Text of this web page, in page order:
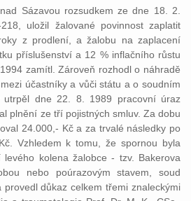
Sázavou rozsudkem ze dne 18. 2.
uložil žalované povinnost zaplatit
z prodlení, a žalobu na zaplacení
příslušenství a 12 % inflačního růstu
zamítl. Zároveň rozhodl o náhradě
účastníky a vůči státu a o soudním
utrpěl dne 22. 8. 1989 pracovní úraz
plnění ze tří pojistných smluv. Za dobu
24.000,- Kč a za trvalé následky po
Vzhledem k tomu, že spornou byla
kolena žalobce - tzv. Bakerova
nebo poúrazovým stavem, soud
důkaz celkem třemi znaleckými